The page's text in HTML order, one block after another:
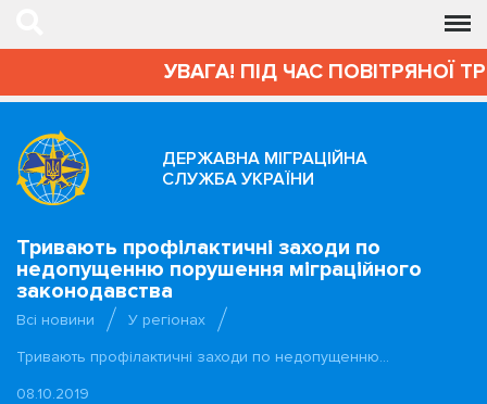
УВАГА! ПІД ЧАС ПОВІТРЯНОЇ
ДЕРЖАВНА МІГРАЦІЙНА
СЛУЖБА УКРАЇНИ
Тривають профілактичні заходи по
недопущенню порушення міграційного
законодавства
Всі новини
У регіонах
Тривають профілактичні заходи по недопущенню…
08.10.2019